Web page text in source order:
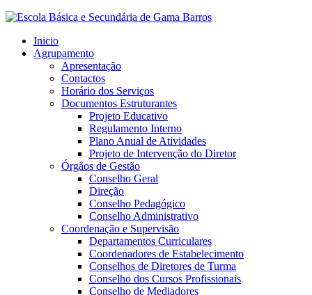
Inicio
Agrupamento
Apresentação
Contactos
Horário dos Serviços
Documentos Estruturantes
Projeto Educativo
Regulamento Interno
Plano Anual de Atividades
Projeto de Intervenção do Diretor
Órgãos de Gestão
Conselho Geral
Direção
Conselho Pedagógico
Conselho Administrativo
Coordenação e Supervisão
Departamentos Curriculares
Coordenadores de Estabelecimento
Conselhos de Diretores de Turma
Conselho dos Cursos Profissionais
Conselho de Mediadores